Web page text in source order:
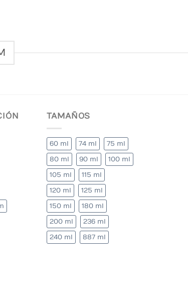
TAMAÑOS
60 ml 74 ml 75 ml
80 ml 90 ml 100 ml
105 ml 115 ml
120 ml 125 ml
150 ml 180 ml
200 ml 236 ml
240 ml 887 ml